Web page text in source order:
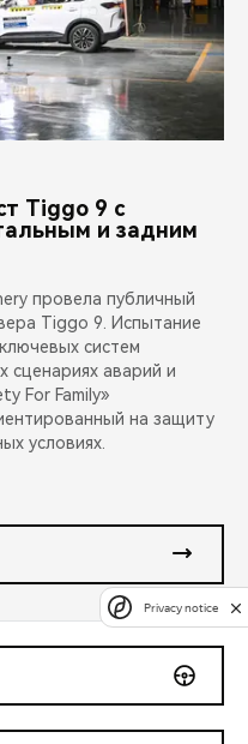
Tiggo 9 с
и задним
провела публичный
Tiggo 9. Испытание
систем
сценариях аварий и
For Family»
на защиту
условиях.
Privacy notice